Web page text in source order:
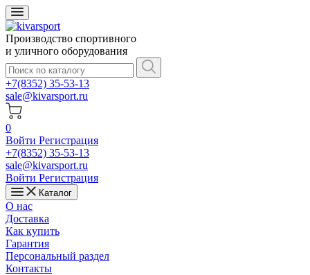
Производство спортивного
и уличного оборудования
+7(8352) 35-53-13
sale@kivarsport.ru
0
Войти Регистрация
+7(8352) 35-53-13
sale@kivarsport.ru
Войти Регистрация
Каталог
О нас
Доставка
Как купить
Гарантия
Персональный раздел
Контакты